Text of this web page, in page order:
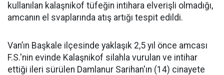
kullanılan kalaşnikof tüfeğin intihara elverişli olmadığı,
amcanın el svaplarında atış artığı tespit edildi.
Van’ın Başkale ilçesinde yaklaşık 2,5 yıl önce amcası
F.S.'nin evinde Kalaşnikof silahla vurulan ve intihar
ettiği ileri sürülen Damlanur Sarihan'ın (14) cinayete